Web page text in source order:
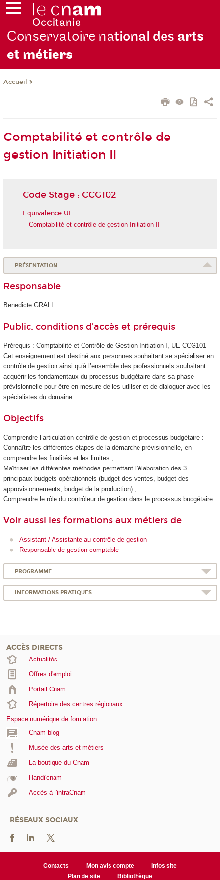
Conservatoire national des arts
et métiers
Accueil
Comptabilité et contrôle de
gestion Initiation II
Code Stage : CCG102
Equivalence UE
Comptabilité et contrôle de gestion Initiation II
PRÉSENTATION
Responsable
Benedicte GRALL
Public, conditions d’accès et prérequis
Prérequis : Comptabilité et Contrôle de Gestion Initiation I, UE CCG101
Cet enseignement est destiné aux personnes souhaitant se spécialiser en
contrôle de gestion ainsi qu’à l’ensemble des professionnels souhaitant
acquérir les fondamentaux du processus budgétaire dans sa phase
prévisionnelle pour être en mesure de les utiliser et de dialoguer avec les
spécialistes du domaine.
Objectifs
Comprendre l’articulation contrôle de gestion et processus budgétaire ;
Connaître les différentes étapes de la démarche prévisionnelle, en
comprendre les finalités et les limites ;
Maîtriser les différentes méthodes permettant l’élaboration des 3
principaux budgets opérationnels (budget des ventes, budget des
approvisionnements, budget de la production) ;
Comprendre le rôle du contrôleur de gestion dans le processus budgétaire.
Voir aussi les formations aux métiers de
Assistant / Assistante au contrôle de gestion
Responsable de gestion comptable
PROGRAMME
INFORMATIONS PRATIQUES
ACCÈS DIRECTS
Actualités
Offres d'emploi
Portail Cnam
Répertoire des centres régionaux
Espace numérique de formation
Cnam blog
Musée des arts et métiers
La boutique du Cnam
Handi'cnam
Accès à l'intraCnam
RÉSEAUX SOCIAUX
Contacts Mon avis compte
Infos site
Plan de site
Bibliothèque